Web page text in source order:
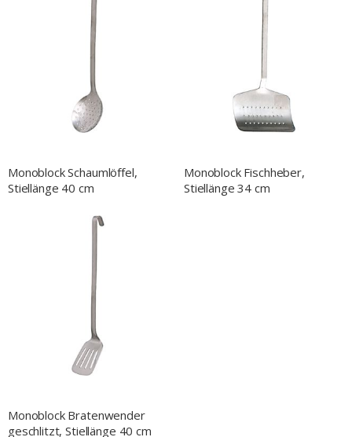
Monoblock Schaumlöffel,
Stiellänge 40 cm
Monoblock Fischheber,
Stiellänge 34 cm
Monoblock Bratenwender
geschlitzt, Stiellänge 40 cm